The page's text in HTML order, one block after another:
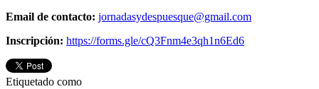
Email de contacto: jornadasydespuesque@gmail.com
Inscripción: https://forms.gle/cQ3Fnm4e3qh1n6Ed6
Etiquetado como